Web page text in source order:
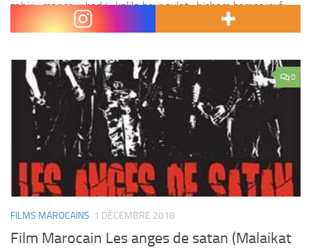
zahiri , mansour badri , kalila bounaylat , hicham bamaarouf ,
0
FILMS MAROCAINS 1 DÉCEMBRE 2018
Film Marocain Les anges de satan (Malaikat